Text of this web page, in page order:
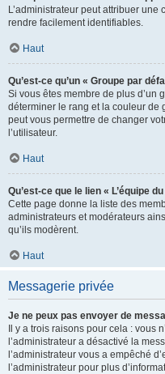
L’administrateur peut attribuer
rendre facilement identifiables.
Haut
Qu’est-ce qu’un « Groupe par
Si vous êtes membre de plus d’un
déterminer le rang et la couleur de
peut vous permettre de changer
l’utilisateur.
Haut
Qu’est-ce que le lien « L’équipe
Cette page donne la liste des
administrateurs et modérateurs
qu’ils modèrent.
Haut
Messagerie privée
Je ne peux pas envoyer de
Il y a trois raisons pour cela : vous
l’administrateur a désactivé la
l’administrateur vous a empêché
l’administrateur pour plus